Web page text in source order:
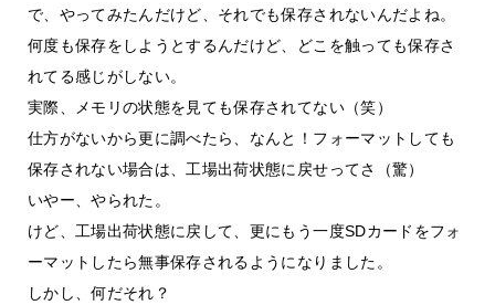
で、やってみたんだけど、それでも保存されないんだよね。
何度も保存をしようとするんだけど、どこを触っても保存さ
れてる感じがしない。
実際、メモリの状態を見ても保存されてない（笑）
仕方がないから更に調べたら、なんと！フォーマットしても
保存されない場合は、工場出荷状態に戻せってさ（驚）
いやー、やられた。
けど、工場出荷状態に戻して、更にもう一度SDカードをフォ
ーマットしたら無事保存されるようになりました。
しかし、何だそれ？